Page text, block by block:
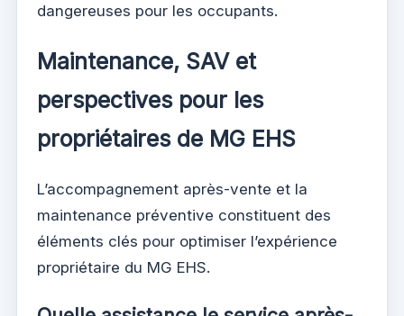
dangereuses pour les occupants.
Maintenance, SAV et
perspectives pour les
propriétaires de MG EHS
L’accompagnement après-vente et la
maintenance préventive constituent des
éléments clés pour optimiser l’expérience
propriétaire du MG EHS.